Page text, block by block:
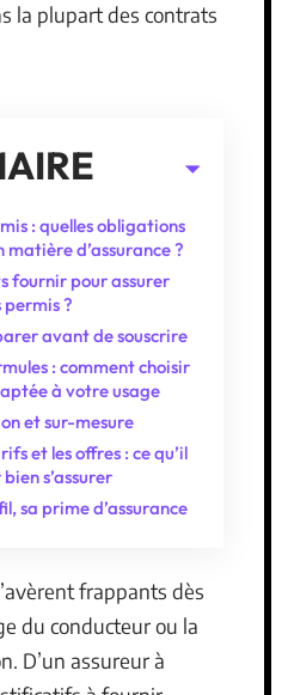
la plupart des contrats
: quelles obligations
d’assurance ?
fournir pour assurer
permis ?
avant de souscrire
: comment choisir
à votre usage
et sur-mesure
et les offres : ce qu’il
s’assurer
sa prime d’assurance
frappants dès
du conducteur ou la
D’un assureur à